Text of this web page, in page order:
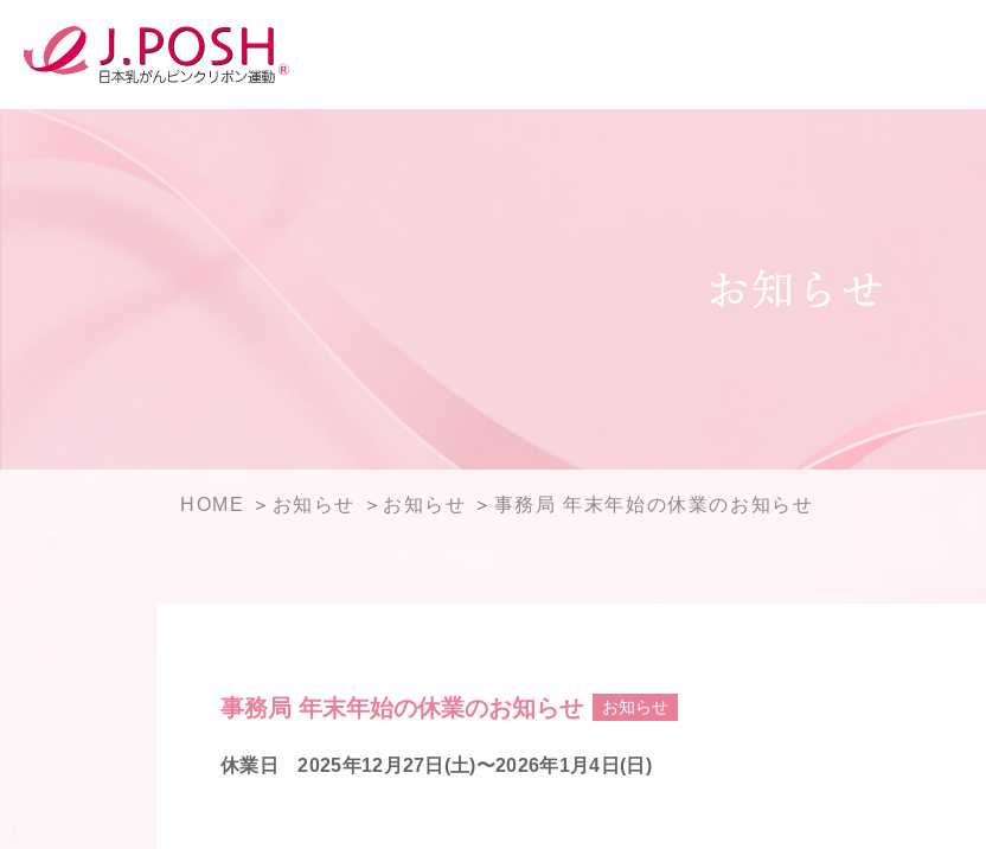
お知らせ
HOME お知らせ お知らせ 事務局 年末年始の休業のお知らせ
事務局 年末年始の休業のお知らせ お知らせ
休業日 2025年12月27日(土)〜2026年1月4日(日)